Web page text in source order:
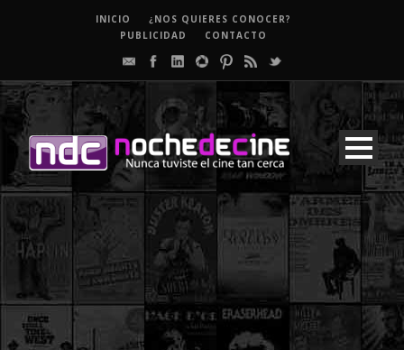
INICIO
¿NOS QUIERES CONOCER?
PUBLICIDAD
CONTACTO